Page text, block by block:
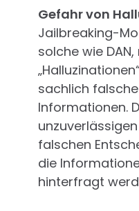
Gefahr von
Jailbreaking-
solche wie
sachlich
Informationen.
falschen
die
hinterfragt